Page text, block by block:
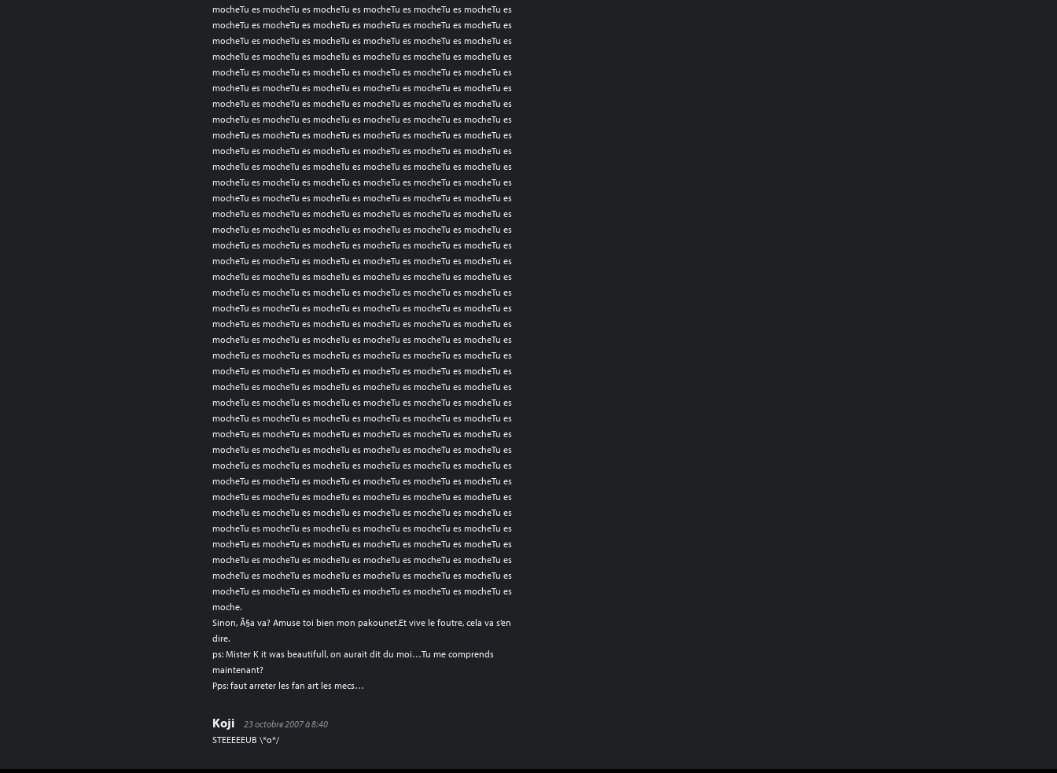
mocheTu es mocheTu es mocheTu es mocheTu es mocheTu es mocheTu es
mocheTu es mocheTu es mocheTu es mocheTu es mocheTu es mocheTu es
mocheTu es mocheTu es mocheTu es mocheTu es mocheTu es mocheTu es
mocheTu es mocheTu es mocheTu es mocheTu es mocheTu es mocheTu es
mocheTu es mocheTu es mocheTu es mocheTu es mocheTu es mocheTu es
mocheTu es mocheTu es mocheTu es mocheTu es mocheTu es mocheTu es
mocheTu es mocheTu es mocheTu es mocheTu es mocheTu es mocheTu es
mocheTu es mocheTu es mocheTu es mocheTu es mocheTu es mocheTu es
mocheTu es mocheTu es mocheTu es mocheTu es mocheTu es mocheTu es
mocheTu es mocheTu es mocheTu es mocheTu es mocheTu es mocheTu es
mocheTu es mocheTu es mocheTu es mocheTu es mocheTu es mocheTu es
mocheTu es mocheTu es mocheTu es mocheTu es mocheTu es mocheTu es
mocheTu es mocheTu es mocheTu es mocheTu es mocheTu es mocheTu es
mocheTu es mocheTu es mocheTu es mocheTu es mocheTu es mocheTu es
mocheTu es mocheTu es mocheTu es mocheTu es mocheTu es mocheTu es
mocheTu es mocheTu es mocheTu es mocheTu es mocheTu es mocheTu es
mocheTu es mocheTu es mocheTu es mocheTu es mocheTu es mocheTu es
mocheTu es mocheTu es mocheTu es mocheTu es mocheTu es mocheTu es
mocheTu es mocheTu es mocheTu es mocheTu es mocheTu es mocheTu es
mocheTu es mocheTu es mocheTu es mocheTu es mocheTu es mocheTu es
mocheTu es mocheTu es mocheTu es mocheTu es mocheTu es mocheTu es
mocheTu es mocheTu es mocheTu es mocheTu es mocheTu es mocheTu es
mocheTu es mocheTu es mocheTu es mocheTu es mocheTu es mocheTu es
mocheTu es mocheTu es mocheTu es mocheTu es mocheTu es mocheTu es
mocheTu es mocheTu es mocheTu es mocheTu es mocheTu es mocheTu es
mocheTu es mocheTu es mocheTu es mocheTu es mocheTu es mocheTu es
mocheTu es mocheTu es mocheTu es mocheTu es mocheTu es mocheTu es
mocheTu es mocheTu es mocheTu es mocheTu es mocheTu es mocheTu es
mocheTu es mocheTu es mocheTu es mocheTu es mocheTu es mocheTu es
mocheTu es mocheTu es mocheTu es mocheTu es mocheTu es mocheTu es
mocheTu es mocheTu es mocheTu es mocheTu es mocheTu es mocheTu es
mocheTu es mocheTu es mocheTu es mocheTu es mocheTu es mocheTu es
mocheTu es mocheTu es mocheTu es mocheTu es mocheTu es mocheTu es
mocheTu es mocheTu es mocheTu es mocheTu es mocheTu es mocheTu es
mocheTu es mocheTu es mocheTu es mocheTu es mocheTu es mocheTu es
mocheTu es mocheTu es mocheTu es mocheTu es mocheTu es mocheTu es
mocheTu es mocheTu es mocheTu es mocheTu es mocheTu es mocheTu es
mocheTu es mocheTu es mocheTu es mocheTu es mocheTu es mocheTu es
moche.
Sinon, Ã§a va? Amuse toi bien mon pakounet.Et vive le foutre, cela va s’en
dire.
ps: Mister K it was beautifull, on aurait dit du moi…Tu me comprends
maintenant?
Pps: faut arreter les fan art les mecs…
Koji
23 octobre 2007 à 8:40
STEEEEEUB \*o*/